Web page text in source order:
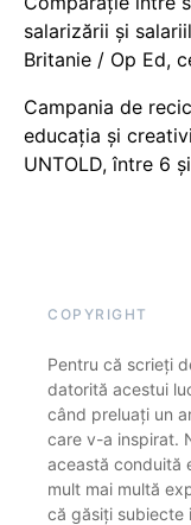
salarizării și
Britanie / Op Ed,
Campania de
educația și
UNTOLD, între 6
COPYRIGHT
Pentru că scrieți
datorită acestui
când preluați un
care v-a inspirat.
această conduită
mult mai multă
că găsiți subiecte